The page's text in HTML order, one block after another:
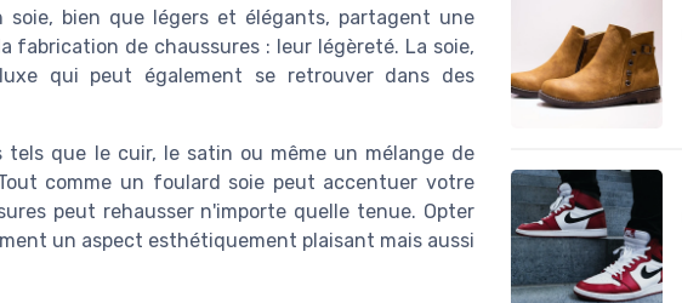
bien que légers et élégants, partagent une
de chaussures : leur légèreté. La soie,
qui peut également se retrouver dans des
que le cuir, le satin ou même un mélange de
comme un foulard soie peut accentuer votre
peut rehausser n'importe quelle tenue. Opter
un aspect esthétiquement plaisant mais aussi